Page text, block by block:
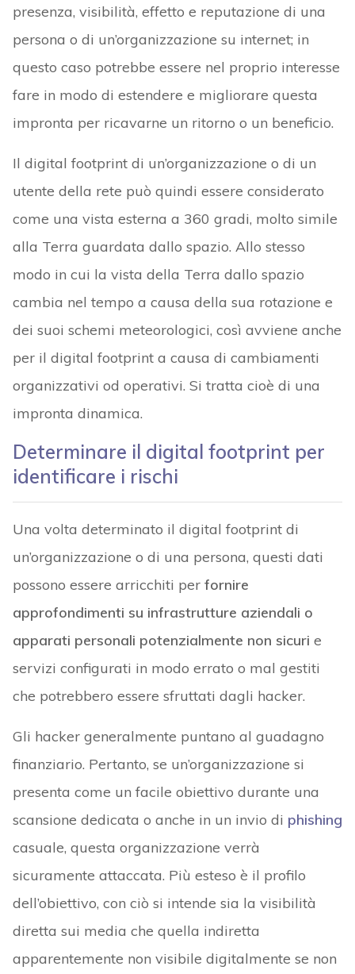
presenza, visibilità, effetto e reputazione di una
persona o di un’organizzazione su internet; in
questo caso potrebbe essere nel proprio interesse
fare in modo di estendere e migliorare questa
impronta per ricavarne un ritorno o un beneficio.
Il digital footprint di un’organizzazione o di un
utente della rete può quindi essere considerato
come una vista esterna a 360 gradi, molto simile
alla Terra guardata dallo spazio. Allo stesso
modo in cui la vista della Terra dallo spazio
cambia nel tempo a causa della sua rotazione e
dei suoi schemi meteorologici, così avviene anche
per il digital footprint a causa di cambiamenti
organizzativi od operativi. Si tratta cioè di una
impronta dinamica.
Determinare il digital footprint per
identificare i rischi
Una volta determinato il digital footprint di
un’organizzazione o di una persona, questi dati
possono essere arricchiti per fornire
approfondimenti su infrastrutture aziendali o
apparati personali potenzialmente non sicuri e
servizi configurati in modo errato o mal gestiti
che potrebbero essere sfruttati dagli hacker.
Gli hacker generalmente puntano al guadagno
finanziario. Pertanto, se un’organizzazione si
presenta come un facile obiettivo durante una
scansione dedicata o anche in un invio di phishing
casuale, questa organizzazione verrà
sicuramente attaccata. Più esteso è il profilo
dell’obiettivo, con ciò si intende sia la visibilità
diretta sui media che quella indiretta
apparentemente non visibile digitalmente se non